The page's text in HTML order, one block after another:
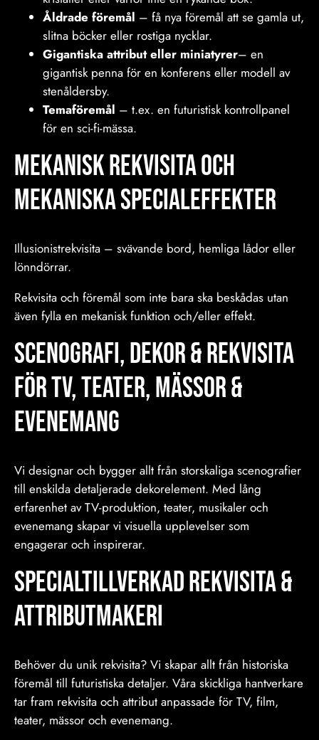
Åldrade föremål – få nya föremål att se gamla ut,
slitna böcker eller rostiga nycklar.
Gigantiska attribut eller miniatyrer– en
gigantisk penna för en konferens eller modell av
stenåldersby.
Temaföremål – t.ex. en futuristisk kontrollpanel
för en sci-fi-mässa.
Mekanisk rekvisita och
mekaniska specialeffekter
Illusionistrekvisita – svävande bord, hemliga lådor eller
lönndörrar.
Rekvisita och föremål som inte bara ska beskådas utan
även fylla en mekanisk funktion och/eller effekt.
Scenografi, Dekor & Rekvisita
för TV, Teater, Mässor &
Evenemang
Vi designar och bygger allt från storskaliga scenografier
till enskilda detaljerade dekorelement. Med lång
erfarenhet av TV-produktion, teater, musikaler och
evenemang skapar vi visuella upplevelser som
engagerar och inspirerar.
Specialtillverkad Rekvisita &
Attributmakeri
Behöver du unik rekvisita? Vi skapar allt från historiska
föremål till futuristiska detaljer. Våra skickliga hantverkare
tar fram rekvisita och attribut anpassade för TV, film,
teater, mässor och evenemang.